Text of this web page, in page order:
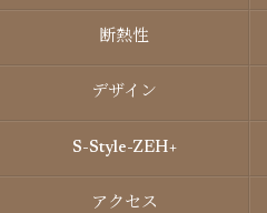
断熱性
デザイン
S-Style-ZEH+
アクセス